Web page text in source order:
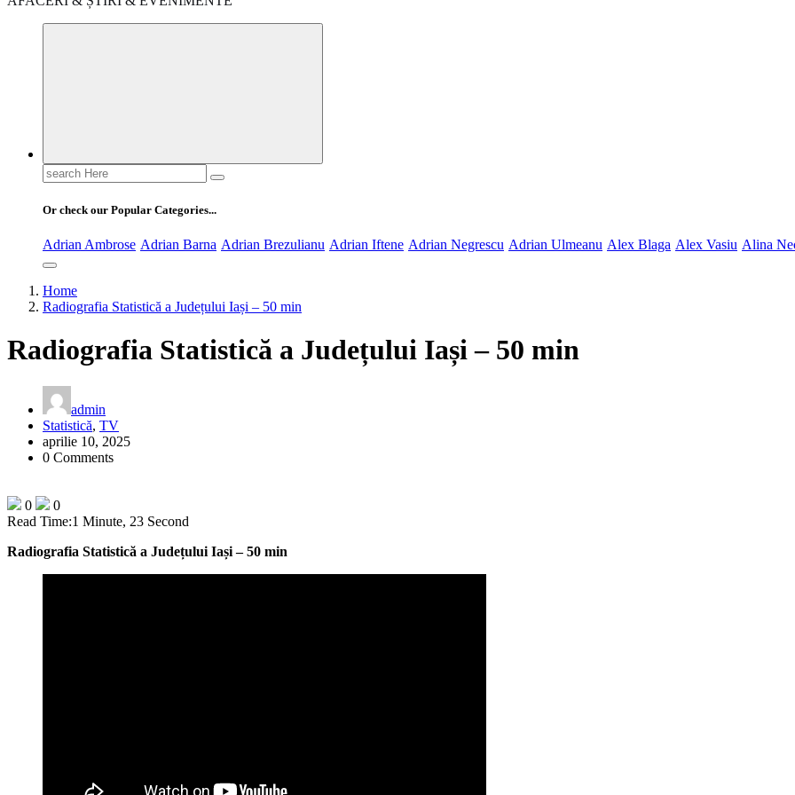
Search
for:
Or check our Popular Categories...
Adrian Ambrose Adrian Barna Adrian Brezulianu Adrian Iftene Adrian Negrescu Adrian Ulmeanu Alex Blaga Alex Vasiu Alina
Home
Radiografia Statistică a Județului Iași – 50 min
Radiografia Statistică a Județului Iași – 50 min
admin
Statistică, TV
aprilie 10, 2025
0 Comments
0
0
Read Time:1 Minute, 23 Second
Radiografia Statistică a Județului Iași – 50 min